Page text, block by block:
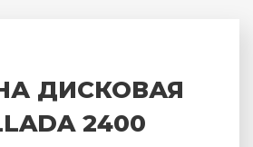
ДИСКОВАЯ
2400